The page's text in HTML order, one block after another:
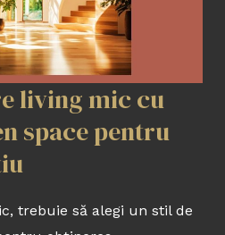
living mic cu
space pentru
trebuie să alegi un stil de